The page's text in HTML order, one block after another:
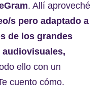
. Allí aproveché
s pero adaptado a
de los grandes
ello con un
cuento cómo.